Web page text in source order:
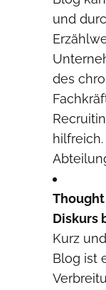
und
des
hilfreich.
Thought
Diskurs
Kurz
Blog ist